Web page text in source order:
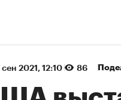
2021, 12:10 86